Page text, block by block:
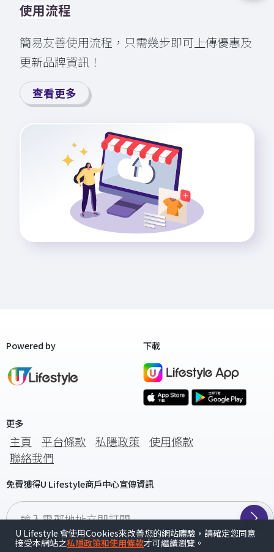
使用流程
簡易友善使用流程，只需幾步即⁠可⁠上⁠⁠傳⁠優⁠惠及
更新品牌資訊！
查看更多
Powered by 下載
更多
主頁 平台條款 私隱政策
使用條款
聯絡我們
免費獲得U Lifestyle商戶中心宣傳資訊
輸入電郵地址立即訂閱
U Lifestyle 會使用Cookies來改善您的網站體驗，請確定您同意
接受本網站之私隱政策和使用條款才可繼續瀏覽。